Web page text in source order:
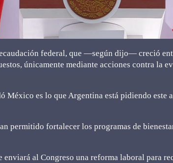
federal, que —según dijo— creció
únicamente mediante acciones contra la
México es lo que Argentina está pidiendo este
permitido fortalecer los programas de
al Congreso una reforma laboral para